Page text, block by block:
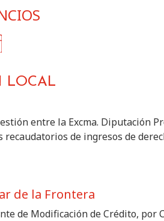
LOCAL
entre la Excma. Diputación
de ingresos de
de la Frontera
de Modificación de Crédito, por